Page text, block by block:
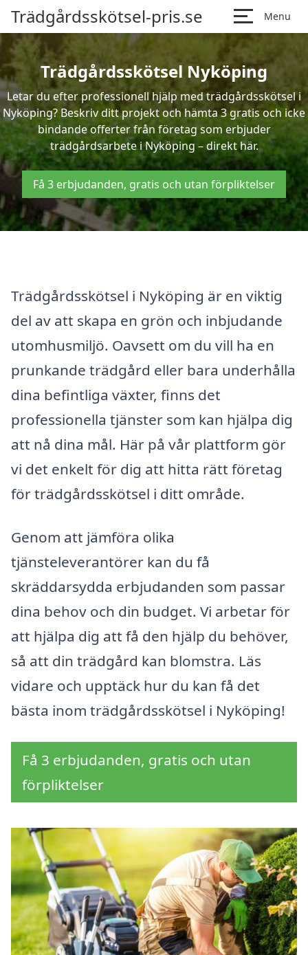
Trädgårdsskötsel-pris.se Menu
Trädgårdsskötsel Nyköping
Letar du efter professionell hjälp med trädgårdsskötsel i
Nyköping? Beskriv ditt projekt och hämta 3 gratis och icke
bindande offerter från företag som erbjuder
trädgårdsarbete i Nyköping – direkt här.
Få 3 erbjudanden, gratis och utan förpliktelser
Trädgårdsskötsel i Nyköping är en viktig
del av att skapa en grön och inbjudande
utomhusmiljö. Oavsett om du vill ha en
prunkande trädgård eller bara underhålla
dina befintliga växter, finns det
professionella tjänster som kan hjälpa dig
att nå dina mål. Här på vår plattform gör
vi det enkelt för dig att hitta rätt företag
för trädgårdsskötsel i ditt område.
Genom att jämföra olika
tjänsteleverantörer kan du få
skräddarsydda erbjudanden som passar
dina behov och din budget. Vi arbetar för
att hjälpa dig att få den hjälp du behöver,
så att din trädgård kan blomstra. Läs
vidare och upptäck hur du kan få det
bästa inom trädgårdsskötsel i Nyköping!
Få 3 erbjudanden, gratis och utan
förpliktelser